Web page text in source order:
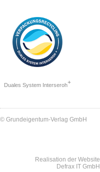
Duales System Interseroh+
© Grundeigentum-Verlag GmbH
Realisation der Website
Defrax IT GmbH